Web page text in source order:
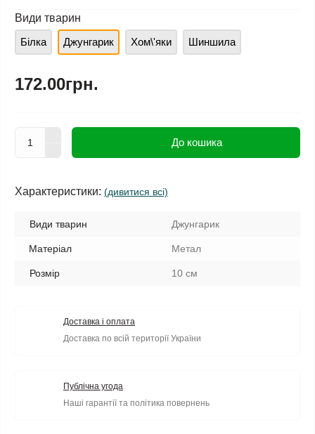
Види тварин
Білка
Джунгарик Хом\'яки Шиншила
172.00грн.
До кошика
Характеристики: (дивитися всі)
Види тварин Джунгарик
Матеріал Метал
Розмір 10 см
Доставка і оплата
Доставка по всій території України
Публічна угода
Наші гарантії та політика повернень